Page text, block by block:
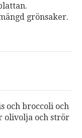
grönsaker.
och broccoli och
olivolja och strör